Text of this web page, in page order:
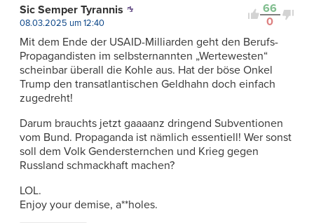
66
0
Sic Semper Tyrannis
08.03.2025 um 12:40
Mit dem Ende der USAID-Milliarden geht den Berufs-
Propagandisten im selbsternannten „Wertewesten“
scheinbar überall die Kohle aus. Hat der böse Onkel
Trump den transatlantischen Geldhahn doch einfach
zugedreht!
Darum brauchts jetzt gaaaanz dringend Subventionen
vom Bund. Propaganda ist nämlich essentiell! Wer sonst
soll dem Volk Gendersternchen und Krieg gegen
Russland schmackhaft machen?
LOL.
Enjoy your demise, a**holes.